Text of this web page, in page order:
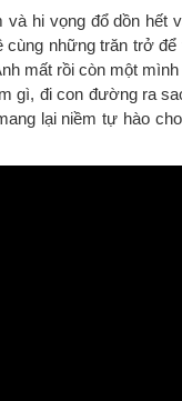
và hi vọng đổ dồn
những trăn trở
mất rồi còn một
gì, đi con đường ra
lại niềm tự hào